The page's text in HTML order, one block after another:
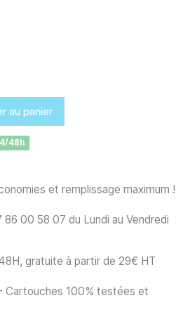
au panier
48h
et remplissage maximum !
00 58 07 du Lundi au Vendredi
gratuite à partir de 29€ HT
Cartouches 100% testées et